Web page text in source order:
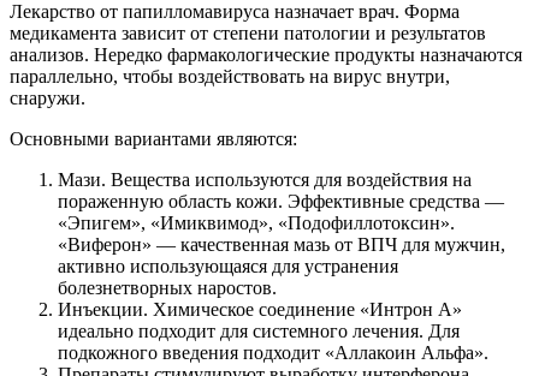
Лекарство от папилломавируса назначает врач. Форма
медикамента зависит от степени патологии и результатов
анализов. Нередко фармакологические продукты назначаются
параллельно, чтобы воздействовать на вирус внутри,
снаружи.
Основными вариантами являются:
Мази. Вещества используются для воздействия на
пораженную область кожи. Эффективные средства —
«Эпигем», «Имиквимод», «Подофиллотоксин».
«Виферон» — качественная мазь от ВПЧ для мужчин,
активно использующаяся для устранения
болезнетворных наростов.
Инъекции. Химическое соединение «Интрон А»
идеально подходит для системного лечения. Для
подкожного введения подходит «Аллакоин Альфа».